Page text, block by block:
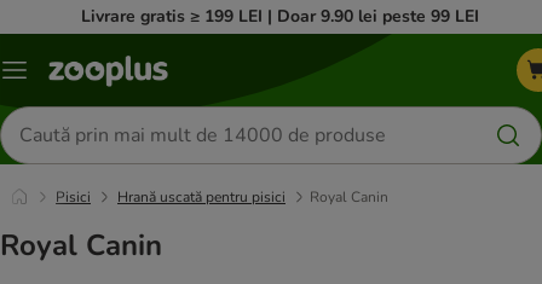
Livrare gratis ≥ 199 LEI | Doar 9.90 lei peste 99 LEI
Categorii
Căutare
produse
Pisici Hrană uscată pentru pisici Royal Canin
Royal Canin